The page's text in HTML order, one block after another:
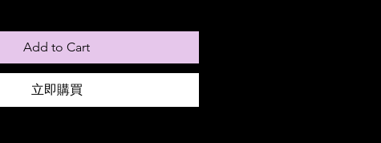
Add to Cart
立即購買